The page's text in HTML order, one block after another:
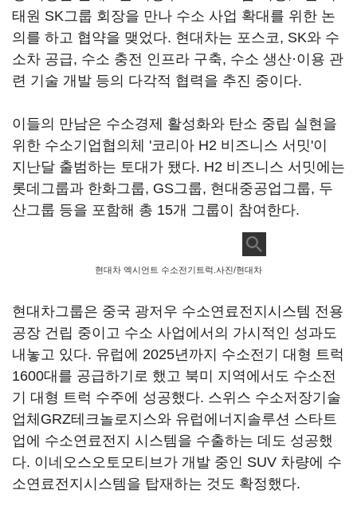
태원 SK그룹 회장을 만나 수소 사업 확대를 위한 논
의를 하고 협약을 맺었다. 현대차는 포스코, SK와 수
소차 공급, 수소 충전 인프라 구축, 수소 생산·이용 관
련 기술 개발 등의 다각적 협력을 추진 중이다.
이들의 만남은 수소경제 활성화와 탄소 중립 실현을
위한 수소기업협의체 '코리아 H2 비즈니스 서밋'이
지난달 출범하는 토대가 됐다. H2 비즈니스 서밋에는
롯데그룹과 한화그룹, GS그룹, 현대중공업그룹, 두
산그룹 등을 포함해 총 15개 그룹이 참여한다.
현대차 엑시언트 수소전기트럭.사진/현대차
현대차그룹은 중국 광저우 수소연료전지시스템 전용
공장 건립 중이고 수소 사업에서의 가시적인 성과도
내놓고 있다. 유럽에 2025년까지 수소전기 대형 트럭
1600대를 공급하기로 했고 북미 지역에서도 수소전
기 대형 트럭 수주에 성공했다. 스위스 수소저장기술
업체GRZ테크놀로지스와 유럽에너지솔루션 스타트
업에 수소연료전지 시스템을 수출하는 데도 성공했
다. 이네오스오토모티브가 개발 중인 SUV 차량에 수
소연료전지시스템을 탑재하는 것도 확정했다.